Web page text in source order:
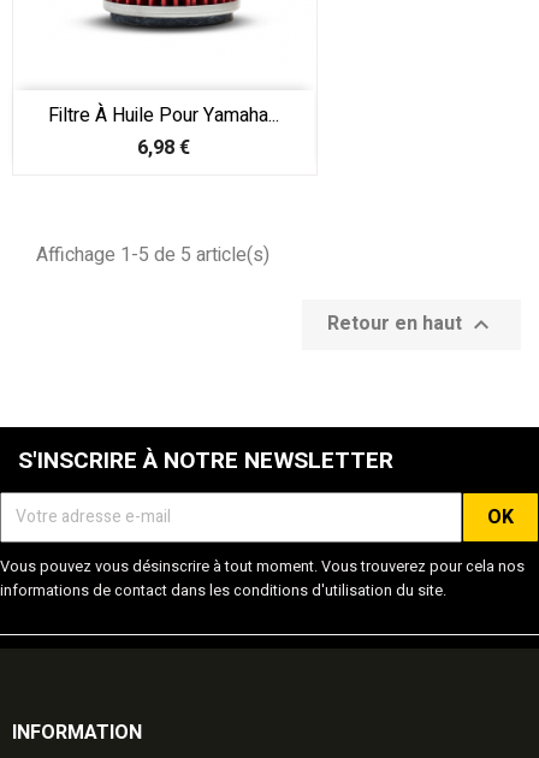
Filtre À Huile Pour Yamaha...
Prix
6,98 €
Affichage 1-5 de 5 article(s)
Retour en haut 
S'INSCRIRE À NOTRE NEWSLETTER
Vous pouvez vous désinscrire à tout moment. Vous trouverez pour cela nos
informations de contact dans les conditions d'utilisation du site.
INFORMATION